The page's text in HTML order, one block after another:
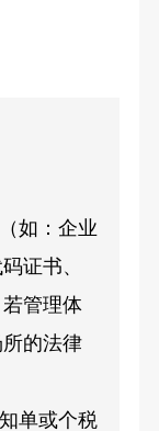
如：企业
证书、
管理体
的法律
单或个税